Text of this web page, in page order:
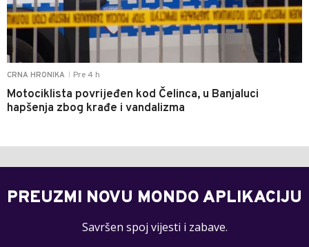
CRNA HRONIKA Pre 4 h
Motociklista povrijeđen kod Čelinca, u Banjaluci
hapšenja zbog krađe i vandalizma
PREUZMI NOVU MONDO APLIKACIJU
Savršen spoj vijesti i zabave.